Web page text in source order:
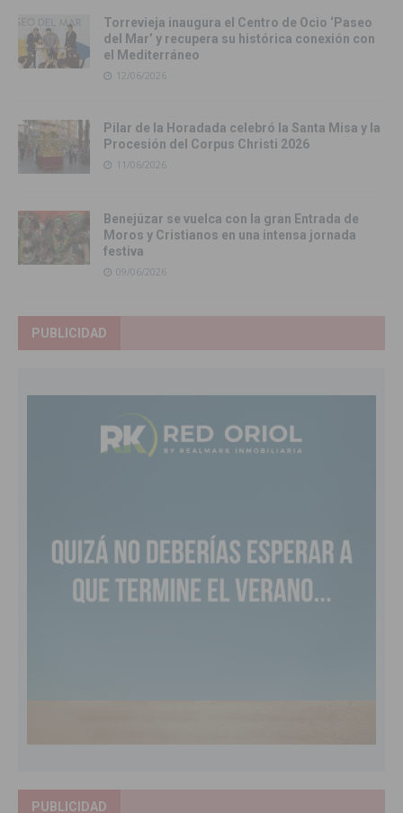
Torrevieja inaugura el Centro de Ocio ‘Paseo
del Mar’ y recupera su histórica conexión con
el Mediterráneo
12/06/2026
Pilar de la Horadada celebró la Santa Misa y la
Procesión del Corpus Christi 2026
11/06/2026
Benejúzar se vuelca con la gran Entrada de
Moros y Cristianos en una intensa jornada
festiva
09/06/2026
PUBLICIDAD
PUBLICIDAD